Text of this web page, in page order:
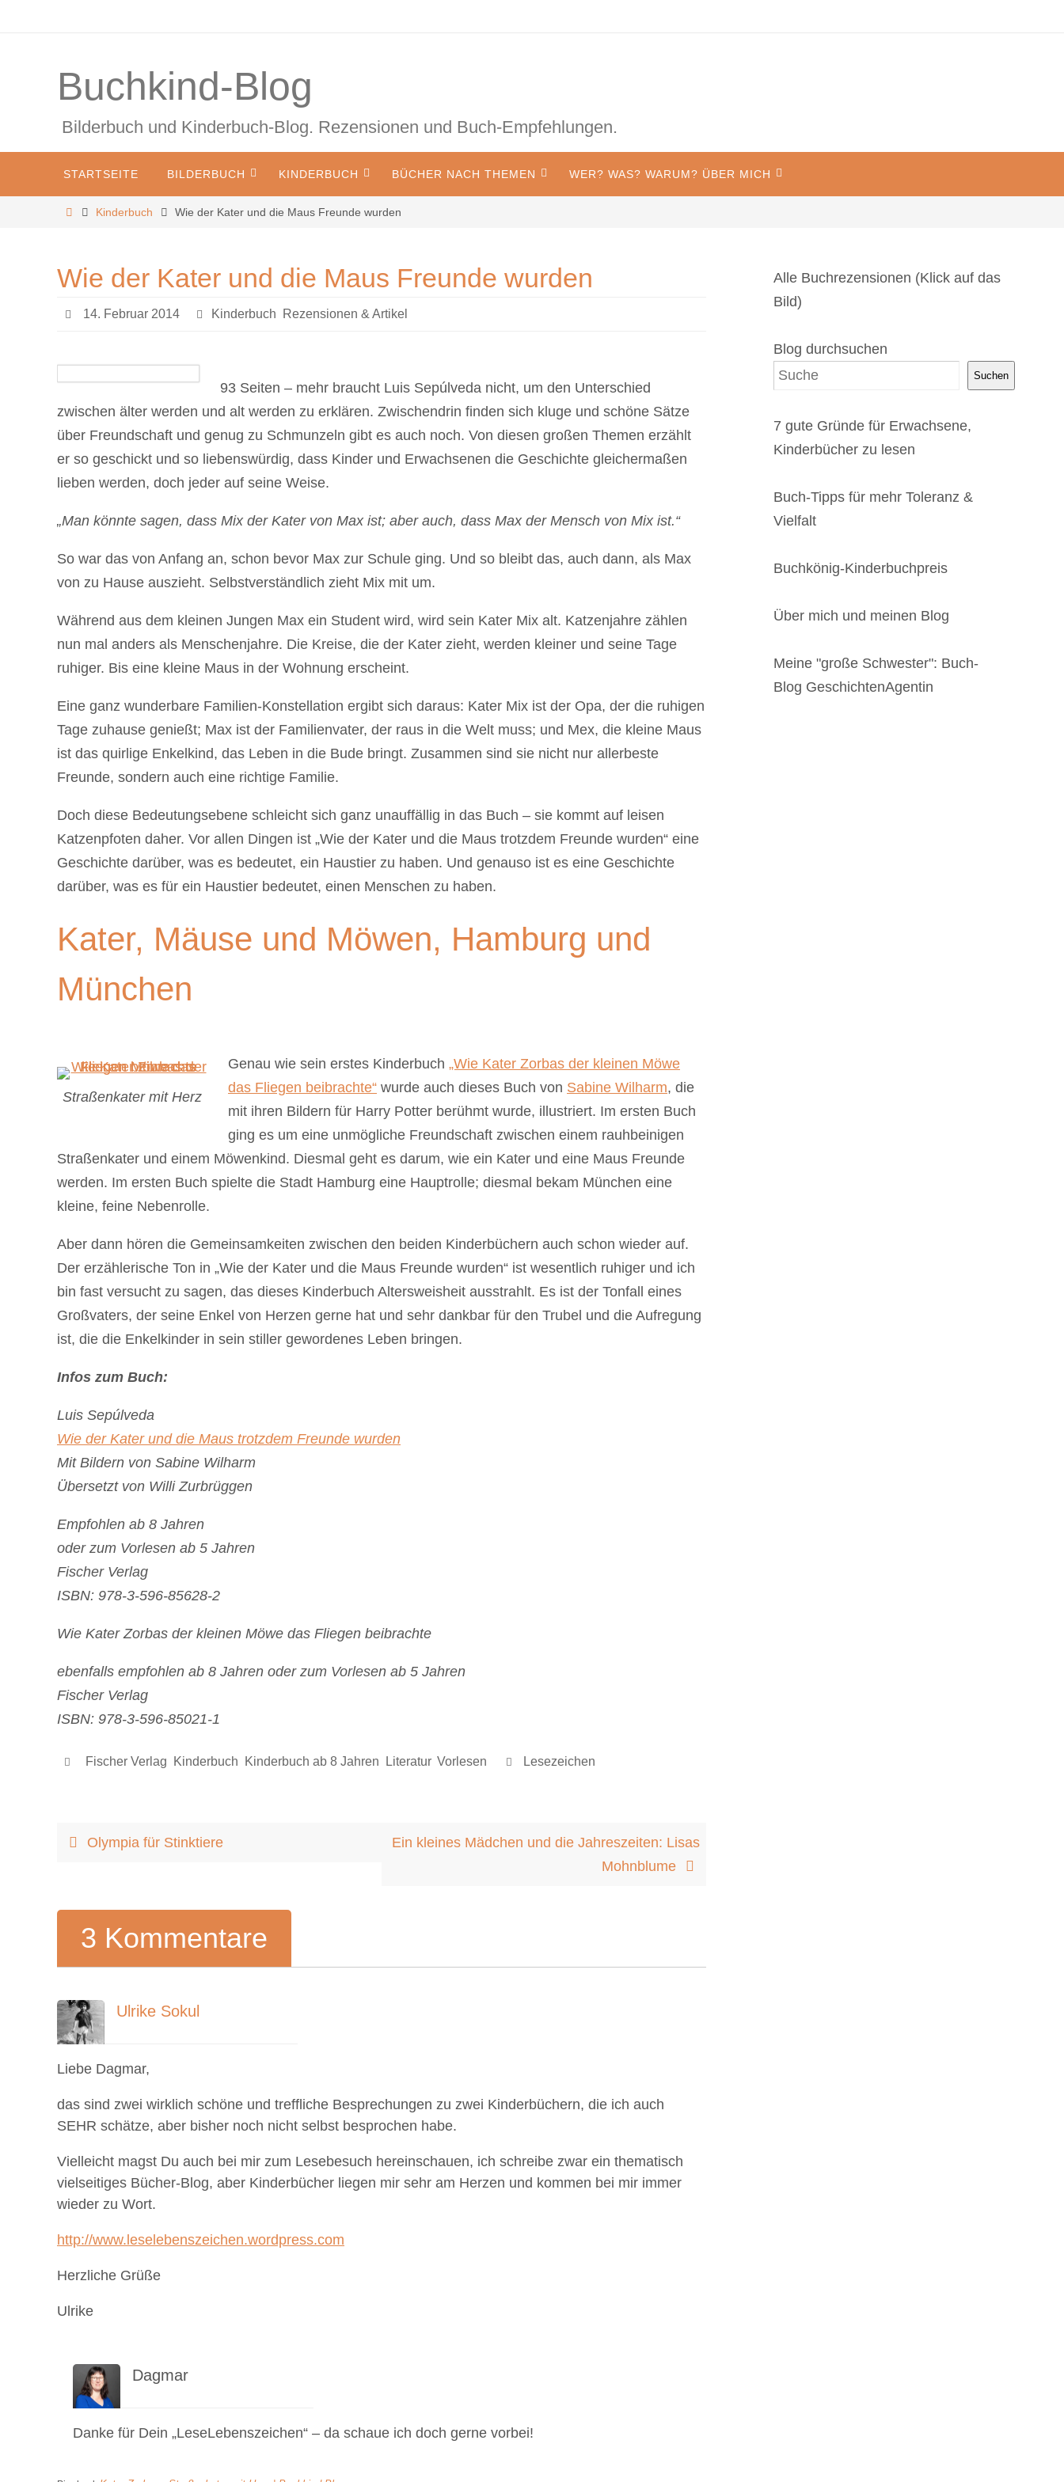
Buchkind-Blog
Bilderbuch und Kinderbuch-Blog. Rezensionen und Buch-Empfehlungen.
springen
STARTSEITE BILDERBUCH KINDERBUCH BÜCHER NACH THEMEN WER? WAS? WARUM? ÜBER MICH
StartKinderbuch Wie der Kater und die Maus Freunde wurden
Wie der Kater und die Maus Freunde wurden
14. Februar 2014 Kinderbuch Rezensionen & Artikel
93 Seiten – mehr braucht Luis Sepúlveda nicht, um den Unterschied
zwischen älter werden und alt werden zu erklären. Zwischendrin finden sich kluge und schöne Sätze
über Freundschaft und genug zu Schmunzeln gibt es auch noch. Von diesen großen Themen erzählt
er so geschickt und so liebenswürdig, dass Kinder und Erwachsenen die Geschichte gleichermaßen
lieben werden, doch jeder auf seine Weise.
„Man könnte sagen, dass Mix der Kater von Max ist; aber auch, dass Max der Mensch von Mix ist.“
So war das von Anfang an, schon bevor Max zur Schule ging. Und so bleibt das, auch dann, als Max
von zu Hause auszieht. Selbstverständlich zieht Mix mit um.
Während aus dem kleinen Jungen Max ein Student wird, wird sein Kater Mix alt. Katzenjahre zählen
nun mal anders als Menschenjahre. Die Kreise, die der Kater zieht, werden kleiner und seine Tage
ruhiger. Bis eine kleine Maus in der Wohnung erscheint.
Eine ganz wunderbare Familien-Konstellation ergibt sich daraus: Kater Mix ist der Opa, der die ruhigen
Tage zuhause genießt; Max ist der Familienvater, der raus in die Welt muss; und Mex, die kleine Maus
ist das quirlige Enkelkind, das Leben in die Bude bringt. Zusammen sind sie nicht nur allerbeste
Freunde, sondern auch eine richtige Familie.
Doch diese Bedeutungsebene schleicht sich ganz unauffällig in das Buch – sie kommt auf leisen
Katzenpfoten daher. Vor allen Dingen ist „Wie der Kater und die Maus trotzdem Freunde wurden“ eine
Geschichte darüber, was es bedeutet, ein Haustier zu haben. Und genauso ist es eine Geschichte
darüber, was es für ein Haustier bedeutet, einen Menschen zu haben.
Kater, Mäuse und Möwen, Hamburg und
München
Straßenkater mit Herz
Genau wie sein erstes Kinderbuch „Wie Kater Zorbas der kleinen Möwe
das Fliegen beibrachte“ wurde auch dieses Buch von Sabine Wilharm, die
mit ihren Bildern für Harry Potter berühmt wurde, illustriert. Im ersten Buch
ging es um eine unmögliche Freundschaft zwischen einem rauhbeinigen
Straßenkater und einem Möwenkind. Diesmal geht es darum, wie ein Kater und eine Maus Freunde
werden. Im ersten Buch spielte die Stadt Hamburg eine Hauptrolle; diesmal bekam München eine
kleine, feine Nebenrolle.
Aber dann hören die Gemeinsamkeiten zwischen den beiden Kinderbüchern auch schon wieder auf.
Der erzählerische Ton in „Wie der Kater und die Maus Freunde wurden“ ist wesentlich ruhiger und ich
bin fast versucht zu sagen, das dieses Kinderbuch Altersweisheit ausstrahlt. Es ist der Tonfall eines
Großvaters, der seine Enkel von Herzen gerne hat und sehr dankbar für den Trubel und die Aufregung
ist, die die Enkelkinder in sein stiller gewordenes Leben bringen.
Infos zum Buch:
Luis Sepúlveda
Wie der Kater und die Maus trotzdem Freunde wurden
Mit Bildern von Sabine Wilharm
Übersetzt von Willi Zurbrüggen
Empfohlen ab 8 Jahren
oder zum Vorlesen ab 5 Jahren
Fischer Verlag
ISBN: 978-3-596-85628-2
Wie Kater Zorbas der kleinen Möwe das Fliegen beibrachte
ebenfalls empfohlen ab 8 Jahren oder zum Vorlesen ab 5 Jahren
Fischer Verlag
ISBN: 978-3-596-85021-1
Fischer Verlag Kinderbuch Kinderbuch ab 8 Jahren Literatur, Vorlesen Lesezeichen
Olympia für Stinktiere
Ein kleines Mädchen und die Jahreszeiten: Lisas
Mohnblume
3 Kommentare
Ulrike Sokul
Liebe Dagmar,
das sind zwei wirklich schöne und treffliche Besprechungen zu zwei Kinderbüchern, die ich auch
SEHR schätze, aber bisher noch nicht selbst besprochen habe.
Vielleicht magst Du auch bei mir zum Lesebesuch hereinschauen, ich schreibe zwar ein thematisch
vielseitiges Bücher-Blog, aber Kinderbücher liegen mir sehr am Herzen und kommen bei mir immer
wieder zu Wort.
http://www.leselebenszeichen.wordpress.com
Herzliche Grüße
Ulrike
Dagmar
Danke für Dein „LeseLebenszeichen“ – da schaue ich doch gerne vorbei!
Alle Buchrezensionen (Klick auf das
Bild)
Blog durchsuchen
Suchen
7 gute Gründe für Erwachsene,
Kinderbücher zu lesen
Buch-Tipps für mehr Toleranz &
Vielfalt
Buchkönig-Kinderbuchpreis
Über mich und meinen Blog
Meine "große Schwester": Buch-
Blog GeschichtenAgentin